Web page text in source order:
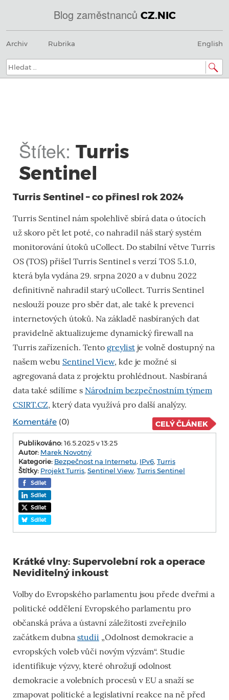
Blog zaměstnanců CZ.NIC
@
IN
SOA
nic.cz.
Menu
na
Archiv Rubrika English
Hledat:
Štítek: Turris
Sentinel
Turris Sentinel – co přinesl rok 2024
Turris Sentinel nám spolehlivě sbírá data o útocích
už skoro pět let poté, co nahradil náš starý systém
monitorování útoků uCollect. Do stabilní větve Turris
OS (TOS) přišel Turris Sentinel s verzí TOS 5.1.0,
která byla vydána 29. srpna 2020 a v dubnu 2022
definitivně nahradil starý uCollect. Turris Sentinel
neslouží pouze pro sběr dat, ale také k prevenci
internetových útoků. Na základě nasbíraných dat
pravidelně aktualizujeme dynamický firewall na
Turris zařízeních. Tento greylist je volně dostupný na
našem webu Sentinel View, kde je možné si
agregovaná data z projektu prohlédnout. Nasbíraná
data také sdílíme s Národním bezpečnostním týmem
CSIRT.CZ, který data využívá pro další analýzy.
Komentáře (0) CELÝ ČLÁNEK
Publikováno:16.5.2025 v 13:25
Autor: Marek Novotný
Kategorie: Bezpečnost na Internetu, IPv6, Turris
Štítky: Projekt Turris, Sentinel View, Turris Sentinel
Sdílet
Sdílet
Sdílet
Sdílet
Krátké vlny: Supervolební rok a operace
Neviditelný inkoust
Volby do Evropského parlamentu jsou přede dveřmi a
politické oddělení Evropského parlamentu pro
občanská práva a ústavní záležitosti zveřejnilo
začátkem dubna studii „Odolnost demokracie a
evropských voleb vůči novým výzvám“. Studie
identifikuje výzvy, které ohrožují odolnost
demokracie a volebních procesů v EU a snaží se
zmapovat politické a legislativní reakce na ně před